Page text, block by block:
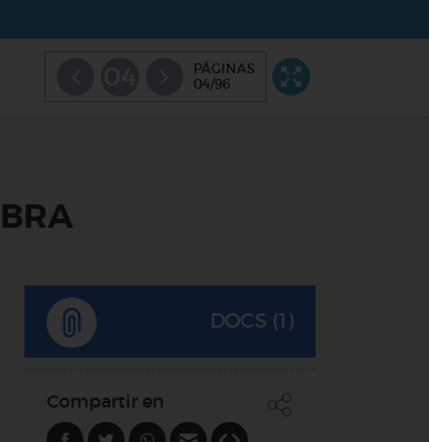
PÁGINAS
04/96
DOCS (1)
Compartir en